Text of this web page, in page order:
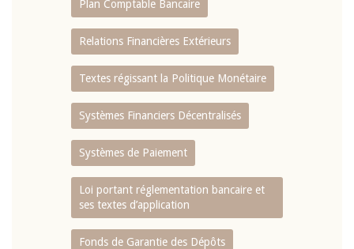
Plan Comptable Bancaire
Relations Financières Extérieurs
Textes régissant la Politique Monétaire
Systèmes Financiers Décentralisés
Systèmes de Paiement
Loi portant réglementation bancaire et
ses textes d’application
Fonds de Garantie des Dépôts